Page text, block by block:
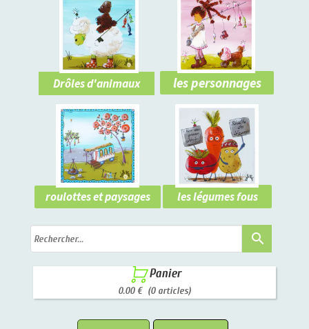
roulottes et paysages
Drôles d'animaux les personnages
les légumes fous
search
 Panier
0.00 € (0 articles)